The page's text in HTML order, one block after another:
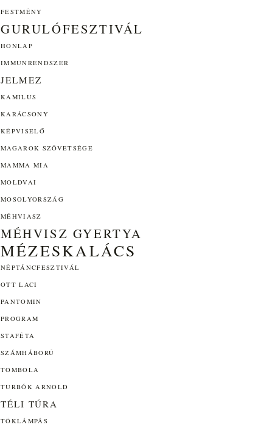
FESTMÉNY
GURULÓFESZTIVÁL
HONLAP
IMMUNRENDSZER
JELMEZ
KAMILUS
KARÁCSONY
KÉPVISELŐ
MAGAROK SZÖVETSÉGE
MAMMA MIA
MOLDVAI
MOSOLYORSZÁG
MÉHVIASZ
MÉHVISZ GYERTYA
MÉZESKALÁCS
NÉPTÁNCFESZTIVÁL
OTT LACI
PANTOMIN
PROGRAM
STAFÉTA
SZÁMHÁBORÚ
TOMBOLA
TURBÓK ARNOLD
TÉLI TÚRA
TÖKLÁMPÁS